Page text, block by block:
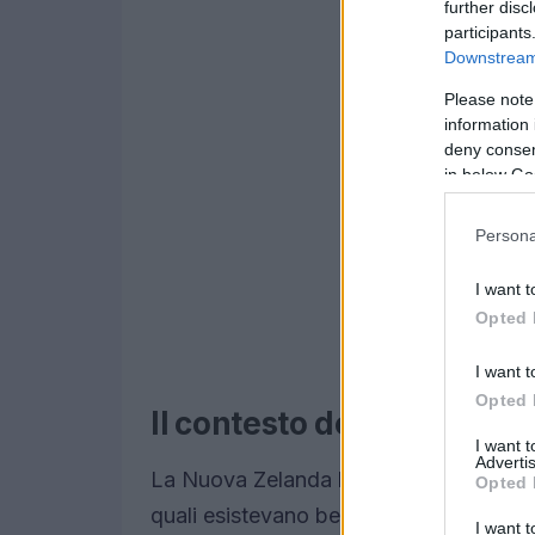
further
Please
information
deny
in below
I want
Opted
I want
Opted
I want
Opted
I want
Il contesto della scoperta
La Nuova Zelanda ha ospitato una
quali esistevano ben prima dell’arrivo